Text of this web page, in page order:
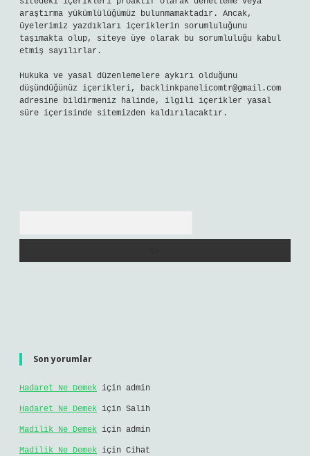
araştırma yükümlülüğümüz bulunmamaktadır. Ancak,
üyelerimiz yazdıkları içeriklerin sorumluluğunu
taşımakta olup, siteye üye olarak bu sorumluluğu kabul
etmiş sayılırlar.
Hukuka ve yasal düzenlemelere aykırı olduğunu
düşündüğünüz içerikleri, backlinkpanelicomtr@gmail.com
adresine bildirmeniz halinde, ilgili içerikler yasal
süre içerisinde sitemizden kaldırılacaktır.
Son yorumlar
Hadaret Ne Demek için admin
Hadaret Ne Demek için Salih
Madilik Ne Demek için admin
Madilik Ne Demek için Cihat